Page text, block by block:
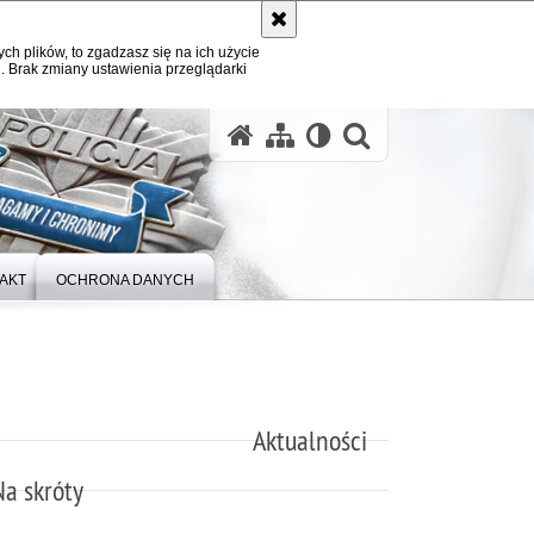
plików, to zgadzasz się na ich użycie
zmiany ustawienia przeglądarki
OCHRONA DANYCH
Aktualności
skróty